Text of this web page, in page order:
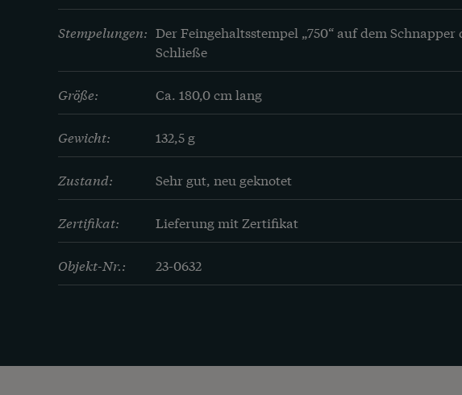
Stempelungen: Der Feingehaltsstempel „750“ auf dem Schnapper
Schließe
Größe: Ca. 180,0 cm lang
Gewicht: 132,5 g
Zustand: Sehr gut, neu geknotet
Zertifikat: Lieferung mit Zertifikat
Objekt-Nr.: 23-0632